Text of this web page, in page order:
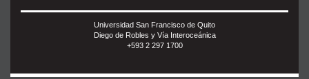
Universidad San Francisco de Quito
Diego de Robles y Vía Interoceánica
+593 2 297 1700